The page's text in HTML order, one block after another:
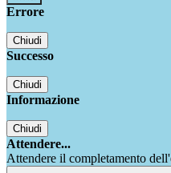
Errore
Chiudi
Successo
Chiudi
Informazione
Chiudi
Attendere...
Attendere il completamento